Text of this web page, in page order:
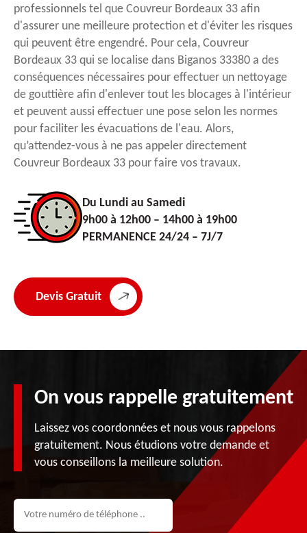
professionnels tel que Couvreur Bordeaux 33 afin
d'assurer une meilleure protection et d'éviter les risques
qui peuvent être engendré. Pour cela, Couvreur
Bordeaux 33 qui se localise dans Biganos 33380 a des
conséquences nécessaires pour effectuer un nettoyage
de gouttière afin d'enlever tout les blocages à l'intérieur
et peuvent aussi effectuer une pose selon les normes
pour faciliter les évacuations de l'eau. Alors,
qu’attendez-vous à ne pas appeler directement
Couvreur Bordeaux 33 pour faire vos travaux.
Du Lundi au Samedi
9h00 à 12h00 – 14h00 à 19h00
PERMANENCE 24/24 – 7J/7
Devis Gratuit
On vous rappelle gratuitement
Laissez vos coordonnées et nous vous rappelons
gratuitement. Nous étudions votre demande et
vous conseillons la meilleure solution.